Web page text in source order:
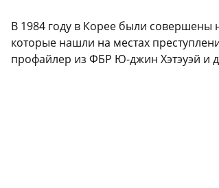
В 1984 году в Корее были
которые нашли на местах
профайлер из ФБР Ю-джин Хэтэуэй и